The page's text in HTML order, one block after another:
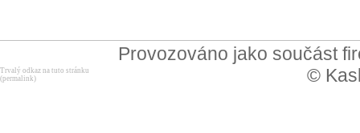
Provozováno jako součást
©
Trvalý odkaz na tuto stránku
(permalink)